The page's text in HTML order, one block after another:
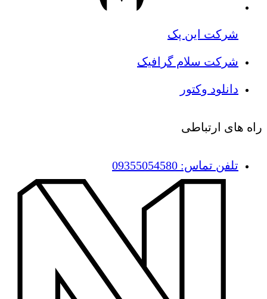
شرکت این پک
شرکت سلام گرافیک
دانلود وکتور
راه های ارتباطی
تلفن تماس: 09355054580